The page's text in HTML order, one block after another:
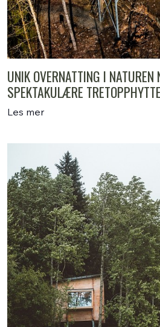
UNIK OVERNATTING I
SPEKTAKULÆRE
Les mer